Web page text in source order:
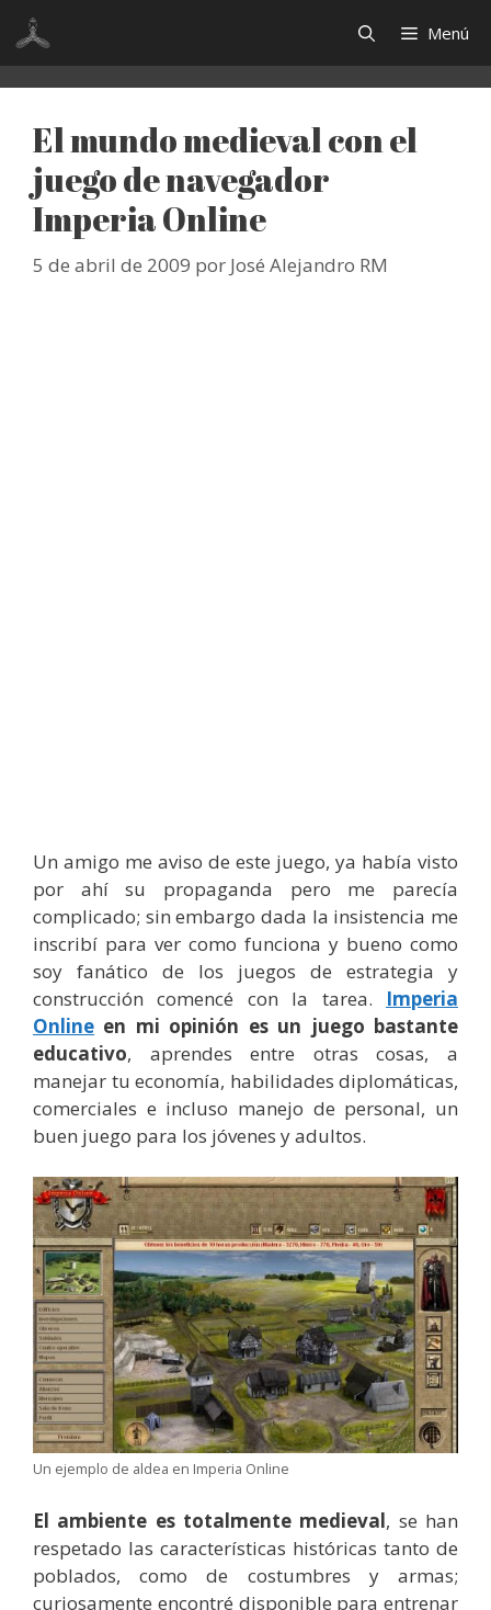
Saltar
contenido
Menú
El mundo medieval con el
juego de navegador
Imperia Online
5 de abril de 2009 por José Alejandro RM
Un amigo me aviso de este juego, ya había visto
por ahí su propaganda pero me parecía
complicado; sin embargo dada la insistencia me
inscribí para ver como funciona y bueno como
soy fanático de los juegos de estrategia y
construcción comencé con la tarea. Imperia
Online en mi opinión es un juego bastante
educativo, aprendes entre otras cosas, a
manejar tu economía, habilidades diplomáticas,
comerciales e incluso manejo de personal, un
buen juego para los jóvenes y adultos.
Un ejemplo de aldea en Imperia Online
El ambiente es totalmente medieval, se han
respetado las características históricas tanto de
poblados, como de costumbres y armas;
curiosamente encontré disponible para entrenar